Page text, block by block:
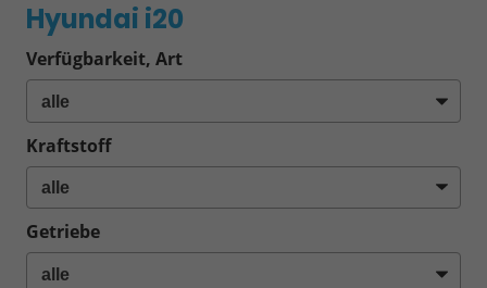
Hyundai i20
Verfügbarkeit, Art
Kraftstoff
Getriebe